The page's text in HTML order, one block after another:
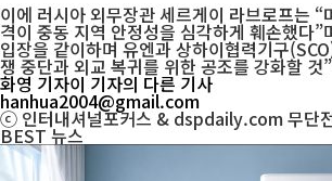
이에 러시아 외무장관 세르게이 라브로프는 “
격이 중동 지역 안정성을 심각하게 훼손했다”
입장을 같이하며 유엔과 상하이협력기구
쟁 중단과 외교 복귀를 위한 공조를 강화할 것
화영 기자이 기자의 다른 기사
hanhua2004@gmail.com
ⓒ 인터내셔널포커스 & dspdaily.com 무단
BEST뉴스